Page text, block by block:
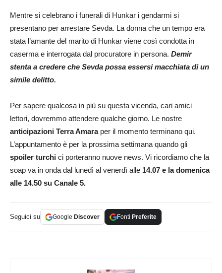
Mentre si celebrano i funerali di Hunkar i gendarmi si
presentano per arrestare Sevda. La donna che un tempo era
stata l’amante del marito di Hunkar viene così condotta in
caserma e interrogata dal procuratore in persona. Demir
stenta a credere che Sevda possa essersi macchiata di un
simile delitto.
Per sapere qualcosa in più su questa vicenda, cari amici
lettori, dovremmo attendere qualche giorno. Le nostre
anticipazioni Terra Amaraper il momento terminano qui.
L’appuntamento è per la prossima settimana quando gli
spoiler turchi ci porteranno nuove news. Vi ricordiamo che la
soap va in onda dal lunedì al venerdì alle 14.07 e la domenica
alle 14.50 su Canale 5.
Seguici su Google Discover Fonti Preferite